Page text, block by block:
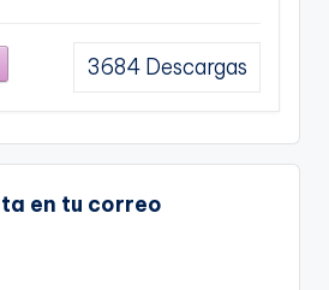
3684 Descargas
en tu correo